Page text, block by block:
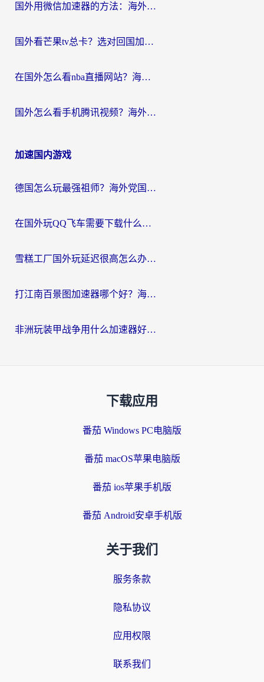
国外用微信加速器的方法：海外党无缝连接国内生活的实用指南
国外看芒果tv总卡？选对回国加速器，轻松追《浪姐》不费劲
在国外怎么看nba直播网站？海外党专属体育观赛指南，告别地区限制！
国外怎么看手机腾讯视频？海外党亲测有效的追剧加速器选择指南
加速国内游戏
德国怎么玩最强祖师？海外党国服游戏加速器选择全攻略（附宝可梦Online实测）
在国外玩QQ飞车需要下载什么加速器呢？海外党亲测有效的国服游戏加速指南
雪糕工厂国外玩延迟很高怎么办？海外玩家国服游戏加速终极攻略（附实测推荐）
打江南百景图加速器哪个好？海外党踩坑N次后，终于找到不卡的秘诀
非洲玩装甲战争用什么加速器好？海外党亲测有效的国服游戏加速方案
下载应用
番茄 Windows PC电脑版
番茄 macOS苹果电脑版
番茄 ios苹果手机版
番茄 Android安卓手机版
关于我们
服务条款
隐私协议
应用权限
联系我们